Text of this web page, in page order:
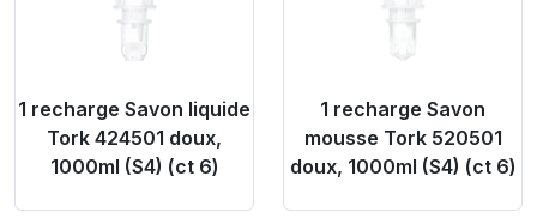
1 recharge Savon liquide
Tork 424501 doux,
1000ml (S4) (ct 6)
1 recharge Savon
mousse Tork 520501
doux, 1000ml (S4) (ct 6)